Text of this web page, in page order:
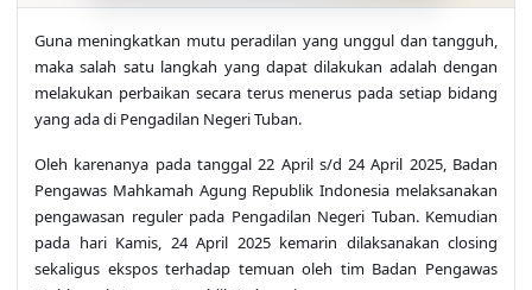
Guna meningkatkan mutu peradilan yang unggul dan tangguh,
maka salah satu langkah yang dapat dilakukan adalah dengan
melakukan perbaikan secara terus menerus pada setiap bidang
yang ada di Pengadilan Negeri Tuban.
Pengawas Mahkamah Agung Republik Indonesia melaksanakan
pengawasan reguler pada Pengadilan Negeri Tuban. Kemudian
pada hari Kamis, 24 April 2025 kemarin dilaksanakan closing
sekaligus ekspos terhadap temuan oleh tim Badan Pengawas
Mahkamah Agung Republik Indonesia.